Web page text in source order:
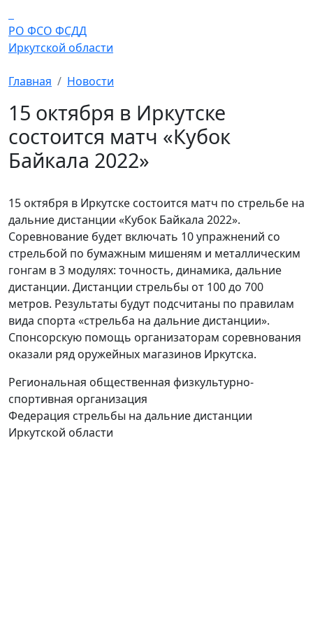
РО ФСО ФСДД
Иркутской области
Главная Новости
15 октября в Иркутске
состоится матч «Кубок
Байкала 2022»
15 октября в Иркутске состоится матч по стрельбе на
дальние дистанции «Кубок Байкала 2022».
Соревнование будет включать 10 упражнений со
стрельбой по бумажным мишеням и металлическим
гонгам в 3 модулях: точность, динамика, дальние
дистанции. Дистанции стрельбы от 100 до 700
метров. Результаты будут подсчитаны по правилам
вида спорта «стрельба на дальние дистанции».
Спонсорскую помощь организаторам соревнования
оказали ряд оружейных магазинов Иркутска.
Региональная общественная физкультурно-
спортивная организация
Федерация стрельбы на дальние дистанции
Иркутской области